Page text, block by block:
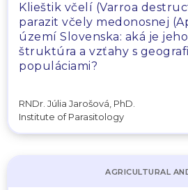
Klieštik včelí (Varroa
parazit včely medonosnej
území Slovenska: aká je
štruktúra a vzťahy s
populáciami?
RNDr. Júlia Jarošová, PhD.
Institute of Parasitology
AGRICULTURAL